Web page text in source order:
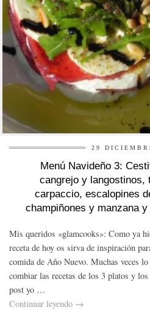
29
Menú Navideño 3:
cangrejo y langostinos,
carpaccio, escalopines
champiñones y manzana
Mis queridos «glamcooks»: Como ya
receta de hoy os sirva de inspiración
comida de Año Nuevo. Muchas veces
combiar las recetas de los 3 platos y
post yo …
Continuar leyendo →